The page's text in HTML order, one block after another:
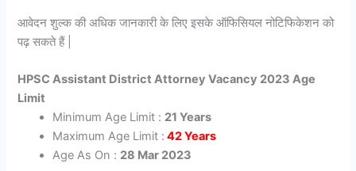
आवेदन शुल्क की अधिक जानकारी के लिए इसके ऑफिसियल नोटिफिकेशन को
पढ़ सकते हैं |
HPSC Assistant District Attorney Vacancy 2023 Age
Limit
Minimum Age Limit : 21 Years
Maximum Age Limit : 42 Years
Age As On : 28 Mar 2023